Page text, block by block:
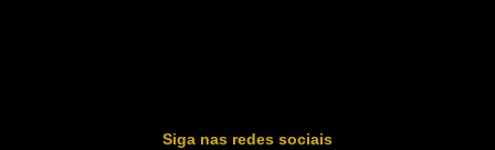
Siga nas redes sociais